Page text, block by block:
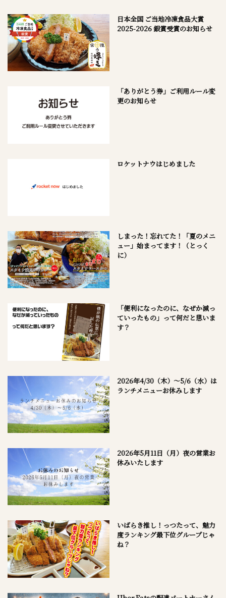
日本全国 ご当地冷凍食品大賞
2025-2026 銀賞受賞のお知らせ
「ありがとう券」ご利用ルール変
更のお知らせ
ロケットナウはじめました
しまった！忘れてた！「夏のメニ
ュー」始まってます！（とっく
に）
「便利になったのに、なぜか減っ
ていったもの」って何だと思いま
す？
2026年4/30（木）～5/6（水）は
ランチメニューお休みします
2026年5月11日（月）夜の営業お
休みいたします
いばらき推し！っつたって、魅力
度ランキング最下位グループじゃ
ね？